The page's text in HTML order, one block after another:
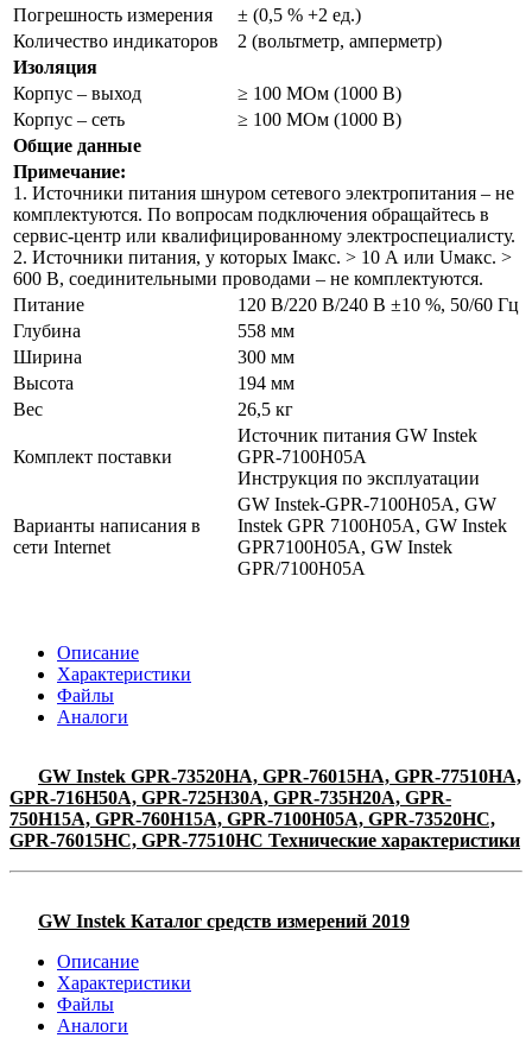
Погрешность измерения
± (0,5 % +2 ед.)
Количество индикаторов
2 (вольтметр, амперметр)
Изоляция
Корпус – выход
≥ 100 МОм (1000 В)
Корпус – сеть
≥ 100 МОм (1000 В)
Общие данные
Примечание:
1. Источники питания шнуром сетевого электропитания – не
комплектуются. По вопросам подключения обращайтесь в
сервис-центр или квалифицированному электроспециалисту.
2. Источники питания, у которых Iмакс. > 10 А или Uмакс. >
600 В, соединительными проводами – не комплектуются.
Питание
120 В/220 В/240 В ±10 %, 50/60 Гц
Глубина
558 мм
Ширина
300 мм
Высота
194 мм
Вес
26,5 кг
Комплект поставки
Источник питания GW Instek
GPR-7100H05A
Инструкция по эксплуатации
Варианты написания в
сети Internet
GW Instek-GPR-7100H05A, GW
Instek GPR 7100H05A, GW Instek
GPR7100H05A, GW Instek
GPR/7100H05A
Описание
Характеристики
Файлы
Аналоги
GW Instek GPR-73520HA, GPR-76015HA, GPR-77510HA,
GPR-716H50A, GPR-725H30A, GPR-735H20A, GPR-
750H15A, GPR-760H15A, GPR-7100H05A, GPR-73520HC,
GPR-76015HC, GPR-77510HC Технические характеристики
GW Instek Каталог средств измерений 2019
Описание
Характеристики
Файлы
Аналоги